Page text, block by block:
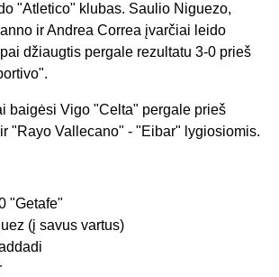
"Atletico" klubas. Saulio Niguezo,
ir Andrea Correa įvarčiai leido
džiaugtis pergale rezultatu 3-0 prieš
baigėsi Vigo "Celta" pergale prieš
"Rayo Vallecano" - "Eibar" lygiosiomis.
"Getafe"
(į savus vartus)